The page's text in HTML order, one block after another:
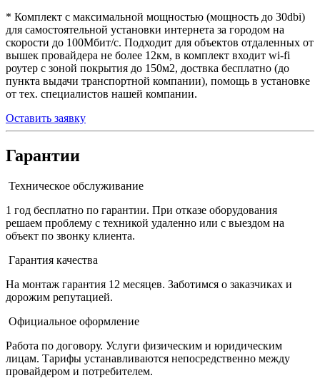
* Комплект с максимальной мощностью (мощность до 30dbi)
для самостоятельной установки интернета за городом на
скорости до 100Мбит/с. Подходит для объектов отдаленных от
вышек провайдера не более 12км, в комплект входит wi-fi
роутер с зоной покрытия до 150м2, доствка бесплатно (до
пункта выдачи транспортной компании), помощь в установке
от тех. специалистов нашей компании.
Оставить заявку
Гарантии
Техническое обслуживание
1 год бесплатно по гарантии. При отказе оборудования
решаем проблему с техникой удаленно или с выездом на
объект по звонку клиента.
Гарантия качества
На монтаж гарантия 12 месяцев. Заботимся о заказчиках и
дорожим репутацией.
Официальное оформление
Работа по договору. Услуги физическим и юридическим
лицам. Тарифы устанавливаются непосредственно между
провайдером и потребителем.